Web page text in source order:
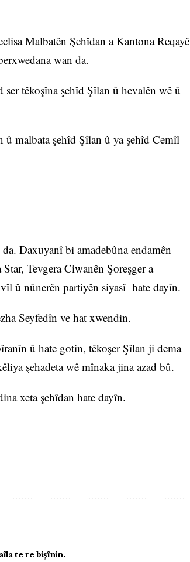
Malbatên Şehîdan a Kantona Reqayê
wan da.
têkoşîna şehîd Şîlan û hevalên wê û
û malbata şehîd Şîlan û ya şehîd Cemîl
Daxuyanî bi amadebûna endamên
Tevgera Ciwanên Şoreşger a
û nûnerên partiyên siyasî hate dayîn.
Seyfedîn ve hat xwendin.
û hate gotin, têkoşer Şîlan ji dema
şehadeta wê mînaka jina azad bû.
xeta şehîdan hate dayîn.
te re bişînin.